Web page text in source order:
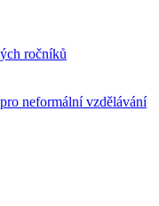
ročníků
neformální vzdělávání